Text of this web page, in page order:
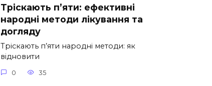
Тріскають п’яти: ефективні
народні методи лікування та
догляду
Тріскають п’яти народні методи: як
відновити
0 35